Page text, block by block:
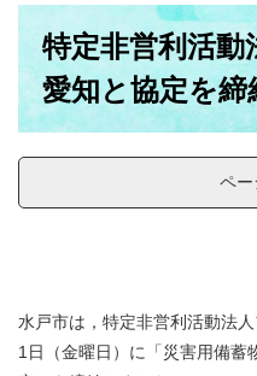
特定非営利活
愛知と協定を
ペー
水戸市は，特定非営利活動法
1日（金曜日）に「災害用備蓄